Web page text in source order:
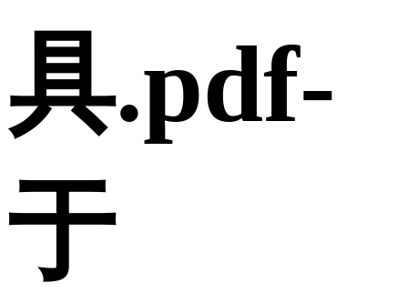
具.pdf-
于